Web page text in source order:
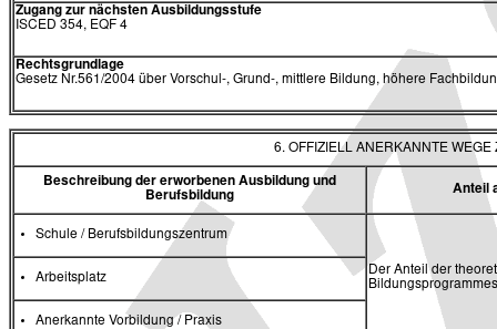
Zugang zur nächsten Ausbildungsstufe
ISCED 354, EQF 4
Rechtsgrundlage
Gesetz Nr.561/2004 über Vorschul-, Grund-, mittlere Bildung, höhere
6. OFFIZIELL ANERKANNTE
Beschreibung der erworbenen Ausbildung und
Berufsbildung
Anteil
Schule / Berufsbildungszentrum
Der Anteil der
Arbeitsplatz
Anerkannte Vorbildung / Praxis